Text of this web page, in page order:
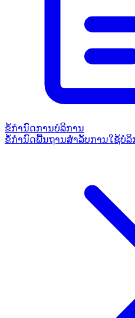
ຂໍ້ກຳນົດການບໍລິການ
ຂໍ້ກຳນົດພື້ນຖານສຳລັບການໃຊ້ບໍລິ